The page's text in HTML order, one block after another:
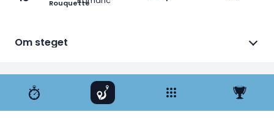
Om steget